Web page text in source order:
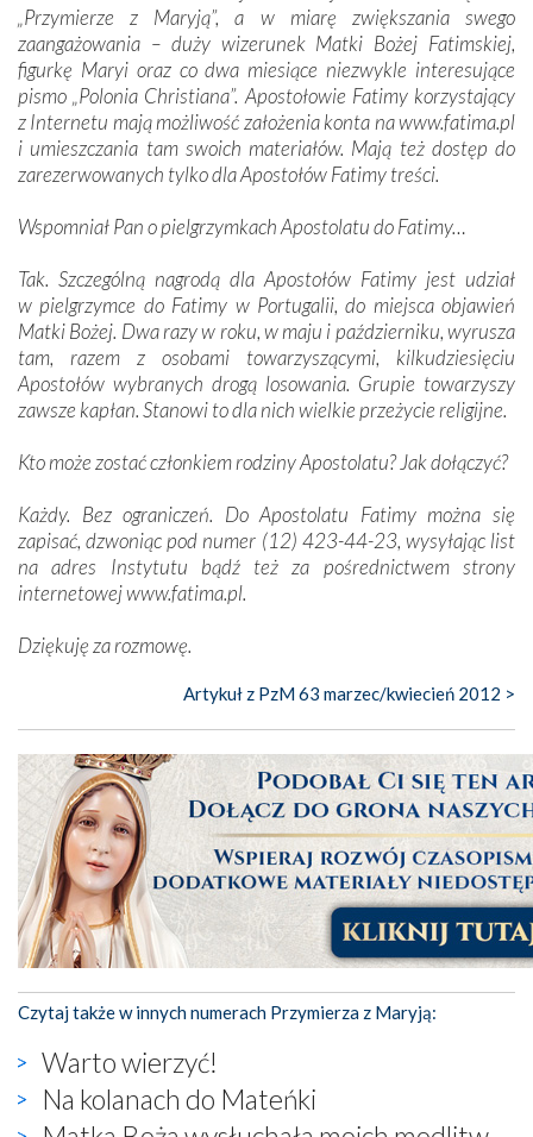
„Przymierze z Maryją”, a w miarę zwiększania swego
zaangażowania – duży wizerunek Matki Bożej Fatimskiej,
figurkę Maryi oraz co dwa miesiące niezwykle interesujące
pismo „Polonia Christiana”. Apostołowie Fatimy korzystający
z Internetu mają możliwość założenia konta na www.fatima.pl
i umieszczania tam swoich materiałów. Mają też dostęp do
zarezerwowanych tylko dla Apostołów Fatimy treści.
Wspomniał Pan o pielgrzymkach Apo­stolatu do Fatimy…
Tak. Szczególną nagrodą dla Apostołów Fatimy jest udział
w pielgrzymce do Fatimy w Portugalii, do miejsca objawień
Matki Bożej. Dwa razy w roku, w maju i październiku, wyrusza
tam, razem z osobami towarzyszącymi, kilkudziesięciu
Apostołów wybranych drogą losowania. Grupie towarzyszy
zawsze kapłan. Stanowi to dla nich wielkie przeżycie religijne.
Kto może zostać członkiem rodziny Apostolatu? Jak dołączyć?
Każdy. Bez ograniczeń. Do Apostolatu Fatimy można się
zapisać, dzwoniąc pod numer (12) 423-44-23, wysyłając list
na adres Instytutu bądź też za pośrednictwem strony
internetowej www.fatima.pl.
Dziękuję za rozmowę.
Artykuł z PzM 63 marzec/kwiecień 2012 >
Czytaj także w innych numerach Przymierza z Maryją:
Warto wierzyć!
Na kolanach do Mateńki